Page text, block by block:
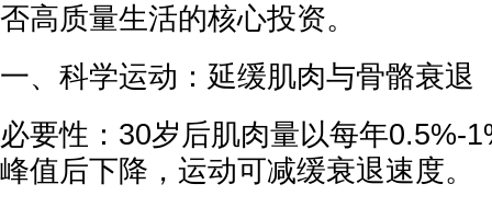
否高质量生活的核心投资。
一、科学运动：延缓肌肉与骨骼衰退
必要性：30岁后肌肉量以每年0.5%-
峰值后下降，运动可减缓衰退速度。